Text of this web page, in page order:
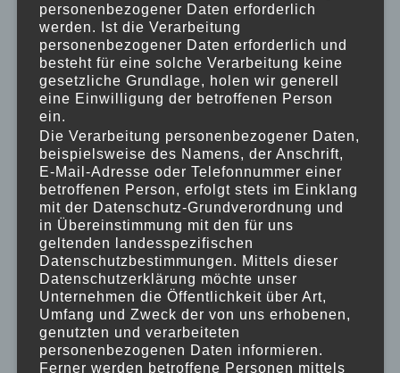
Herr Auth übergibt die Spende über
EUR 1.150.
personenbezogener Daten erforderlich
werden. Ist die Verarbeitung
personenbezogener Daten erforderlich und
besteht für eine solche Verarbeitung keine
gesetzliche Grundlage, holen wir generell
eine Einwilligung der betroffenen Person
ein.
Die Verarbeitung personenbezogener Daten,
beispielsweise des Namens, der Anschrift,
E-Mail-Adresse oder Telefonnummer einer
betroffenen Person, erfolgt stets im Einklang
mit der Datenschutz-Grundverordnung und
in Übereinstimmung mit den für uns
geltenden landesspezifischen
Datenschutzbestimmungen. Mittels dieser
Datenschutzerklärung möchte unser
Unternehmen die Öffentlichkeit über Art,
Umfang und Zweck der von uns erhobenen,
genutzten und verarbeiteten
personenbezogenen Daten informieren.
Ferner werden betroffene Personen mittels